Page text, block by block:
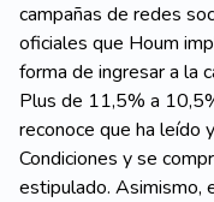
campañas de redes
oficiales que Houm
forma de ingresar a la
Plus de 11,5% a
reconoce que ha leído
Condiciones y se
estipulado. Asimismo,